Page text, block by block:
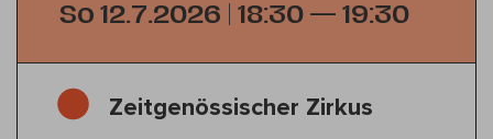
So 12.7.2026 | 18:30 — 19:30
Zeitgenössischer Zirkus